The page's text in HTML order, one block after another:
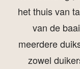
het thuis van
van de
meerdere
zowel